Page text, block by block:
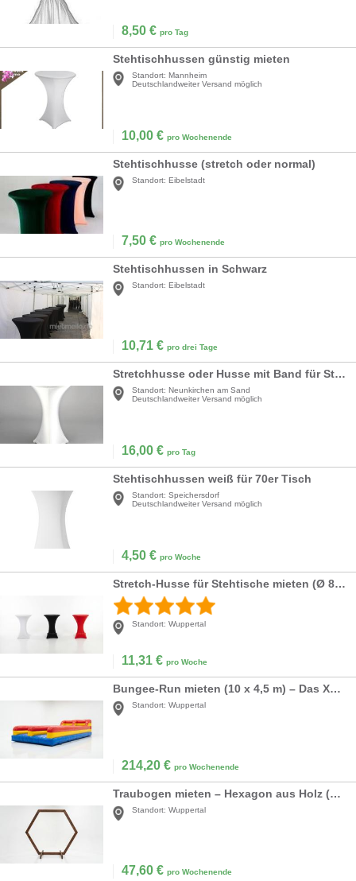
8,50 € pro Tag
Stehtischhussen günstig mieten
Standort: Mannheim
Deutschlandweiter Versand möglich
10,00 € pro Wochenende
Stehtischhusse (stretch oder normal)
Standort: Eibelstadt
7,50 € pro Wochenende
Stehtischhussen in Schwarz
Standort: Eibelstadt
10,71 € pro drei Tage
Stretchhusse oder Husse mit Band für Stehtische mit Ø=70-80cm, weiß schwarz und viele andere Farben
Standort: Neunkirchen am Sand
Deutschlandweiter Versand möglich
16,00 € pro Tag
Stehtischhussen weiß für 70er Tisch
Standort: Speichersdorf
Deutschlandweiter Versand möglich
4,50 € pro Woche
Stretch-Husse für Stehtische mieten (Ø 80 cm) – Weiß, Schwarz oder Rot inkl. Reinigung
Standort: Wuppertal
11,31 € pro Woche
Bungee-Run mieten (10 x 4,5 m) – Das XXL Action-Modul für Ihr Event
Standort: Wuppertal
214,20 € pro Wochenende
Traubogen mieten – Hexagon aus Holz (XXL 220x250 cm) – Boho & Vintage Hochzeit
Standort: Wuppertal
47,60 € pro Wochenende